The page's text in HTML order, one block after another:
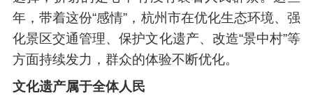
年，带着这份“感情”，杭州市在优化生态环境、强
化景区交通管理、保护文化遗产、改造“景中村”等
方面持续发力，群众的体验不断优化。
文化遗产属于全体人民